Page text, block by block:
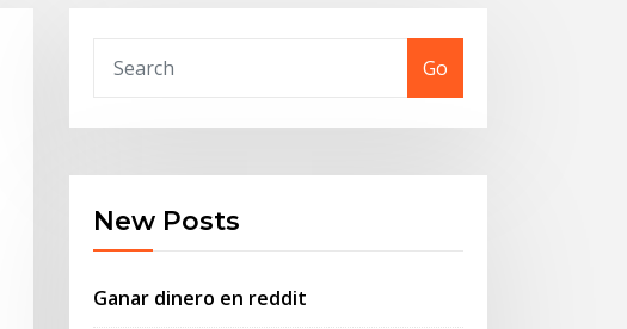
Go
New Posts
Ganar dinero en reddit